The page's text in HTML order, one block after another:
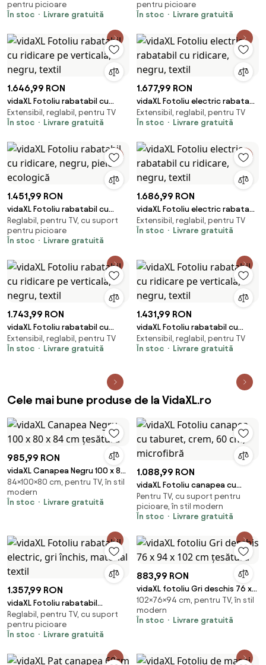
pentru picioare
În stoc
Livrare gratuită
pentru picioare
În stoc
Livrare gratuită
1.646,99 RON
vidaXL Fotoliu rabatabil cu
ridicare pe verticală, negru,
textil
Extensibil, reglabil, pentru TV
În stoc
Livrare gratuită
1.677,99 RON
vidaXL Fotoliu electric rabatabil
cu ridicare, negru, textil
Extensibil, reglabil, pentru TV
În stoc
Livrare gratuită
1.451,99 RON
vidaXL Fotoliu rabatabil cu
ridicare, negru, piele ecologică
Reglabil, pentru TV, cu suport
pentru picioare
În stoc
Livrare gratuită
1.686,99 RON
vidaXL Fotoliu electric rabatabil
cu ridicare, negru, textil
Extensibil, reglabil, pentru TV
În stoc
Livrare gratuită
1.743,99 RON
vidaXL Fotoliu rabatabil cu
ridicare pe verticală, negru,
textil
Extensibil, reglabil, pentru TV
În stoc
Livrare gratuită
1.431,99 RON
vidaXL Fotoliu rabatabil cu
ridicare pe verticală, negru,
textil
Extensibil, reglabil, pentru TV
În stoc
Livrare gratuită
Cele mai bune produse de la VidaXL.ro
985,99 RON
vidaXL Canapea Negru 100 x 80
x 84 cm țesătură
84×100×80 cm, pentru TV, în stil
modern
În stoc
Livrare gratuită
1.088,99 RON
vidaXL Fotoliu canapea cu
taburet, crem, 60 cm,
microfibră
Pentru TV, cu suport pentru
picioare, în stil modern
În stoc
Livrare gratuită
1.357,99 RON
vidaXL Fotoliu rabatabil
electric, gri închis, material
textil
Reglabil, pentru TV, cu suport
pentru picioare
În stoc
Livrare gratuită
883,99 RON
vidaXL fotoliu Gri deschis 76 x
94 x 102 cm țesătură
102×76×94 cm, pentru TV, în stil
modern
În stoc
Livrare gratuită